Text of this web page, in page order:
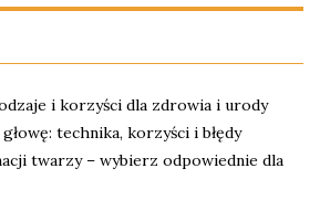
i korzyści dla zdrowia i urody
technika, korzyści i błędy
twarzy – wybierz odpowiednie dla